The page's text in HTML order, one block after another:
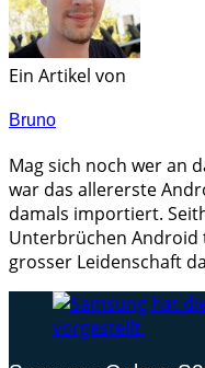
Ein Artikel von
Bruno
Mag sich noch wer an
war das allererste
damals importiert.
Unterbrüchen Android
grosser Leidenschaft